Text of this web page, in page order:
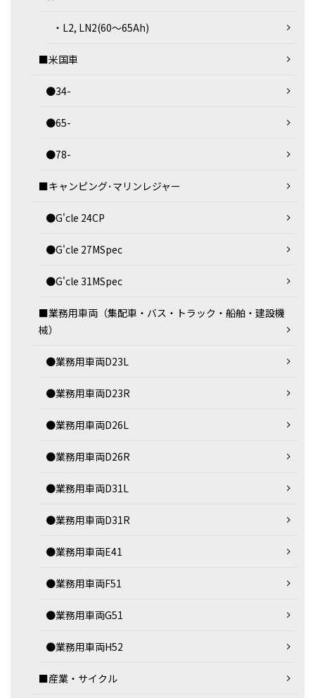
・L2, LN2(60～65Ah)
■米国車
●34-
●65-
●78-
■キャンピング･マリンレジャー
●G'cle 24CP
●G'cle 27MSpec
●G'cle 31MSpec
■業務用車両（集配車・バス・トラック・船舶・建設機
械）
●業務用車両D23L
●業務用車両D23R
●業務用車両D26L
●業務用車両D26R
●業務用車両D31L
●業務用車両D31R
●業務用車両E41
●業務用車両F51
●業務用車両G51
●業務用車両H52
■産業・サイクル